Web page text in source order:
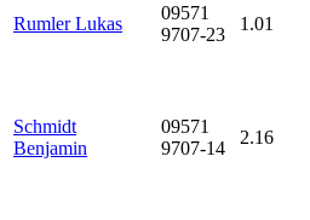
Rumler Lukas
09571
9707-23
1.01
Schmidt
Benjamin
09571
9707-14
2.16